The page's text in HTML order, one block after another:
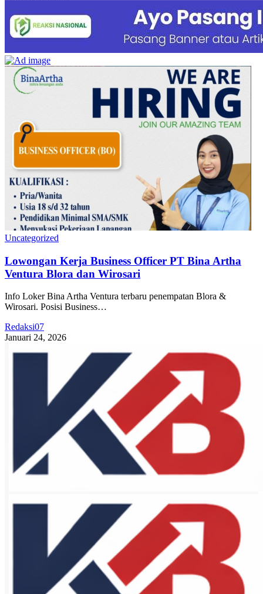
Uncategorized
Lowongan Kerja Business Officer PT Bina Artha
Ventura Blora dan Wirosari
Info Loker Bina Artha Ventura terbaru penempatan Blora &
Wirosari. Posisi Business…
Redaksi07
Januari 24, 2026